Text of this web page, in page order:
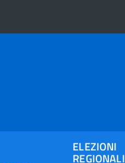
ELEZIONI
REGIONALI